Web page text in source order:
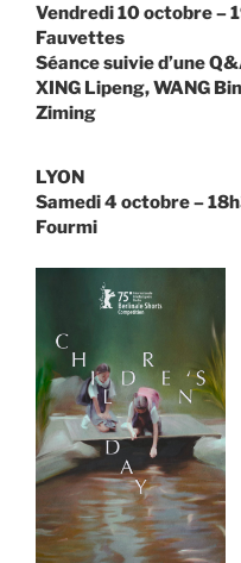
Vendredi 10 octobre –
Fauvettes
Séance suivie d’une
XING Lipeng, WANG
Ziming
LYON
Samedi 4 octobre –
Fourmi